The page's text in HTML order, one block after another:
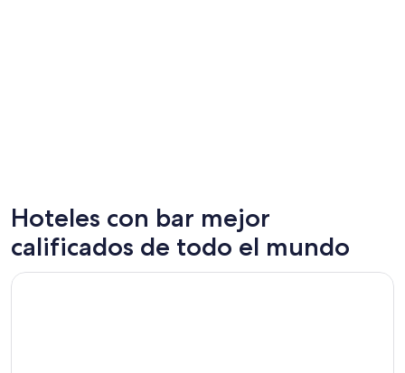
Las Vegas
Hoteles con bar mejor
calificados de todo el mundo
Se abre en una nueva ventana
Temple Bar Hotel Dublin by The Unlimited Collection